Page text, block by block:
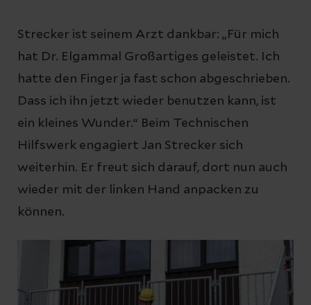
Strecker ist seinem Arzt dankbar: „Für mich
hat Dr. Elgammal Großartiges geleistet. Ich
hatte den Finger ja fast schon abgeschrieben.
Dass ich ihn jetzt wieder benutzen kann, ist
ein kleines Wunder.“ Beim Technischen
Hilfswerk engagiert Jan Strecker sich
weiterhin. Er freut sich darauf, dort nun auch
wieder mit der linken Hand anpacken zu
können.